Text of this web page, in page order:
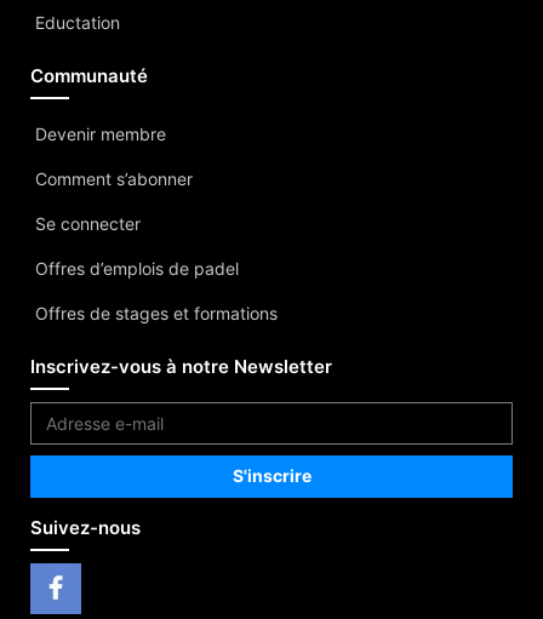
Eductation
Communauté
Devenir membre
Comment s’abonner
Se connecter
Offres d’emplois de padel
Offres de stages et formations
Inscrivez-vous à notre Newsletter
Suivez-nous